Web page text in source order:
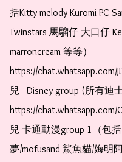
括Kitty melody Kuromi PC
Twinstars 馬騮仔 大口仔
marroncream 等等）
https://chat.whatsapp.com/
兒 - Disney group (所有迪
https://chat.whatsapp.com/
兒-卡通動漫group 1（包
夢/mofusand 鯊魚貓/娒明